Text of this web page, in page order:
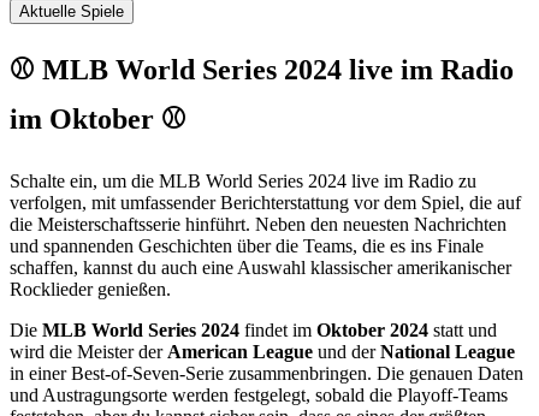
Aktuelle Spiele
⚾ MLB World Series 2024 live im Radio
im Oktober ⚾
Schalte ein, um die MLB World Series 2024 live im Radio zu
verfolgen, mit umfassender Berichterstattung vor dem Spiel, die auf
die Meisterschaftsserie hinführt. Neben den neuesten Nachrichten
und spannenden Geschichten über die Teams, die es ins Finale
schaffen, kannst du auch eine Auswahl klassischer amerikanischer
Rocklieder genießen.
Die MLB World Series 2024 findet im Oktober 2024 statt und
wird die Meister der American League und derNational League
in einer Best-of-Seven-Serie zusammenbringen. Die genauen Daten
und Austragungsorte werden festgelegt, sobald die Playoff-Teams